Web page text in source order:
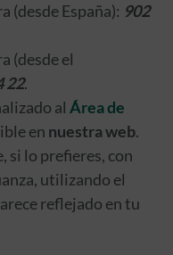
(desde España): 902
(desde el
22.
al Área de
en nuestra web.
si lo prefieres, con
utilizando el
reflejado en tu